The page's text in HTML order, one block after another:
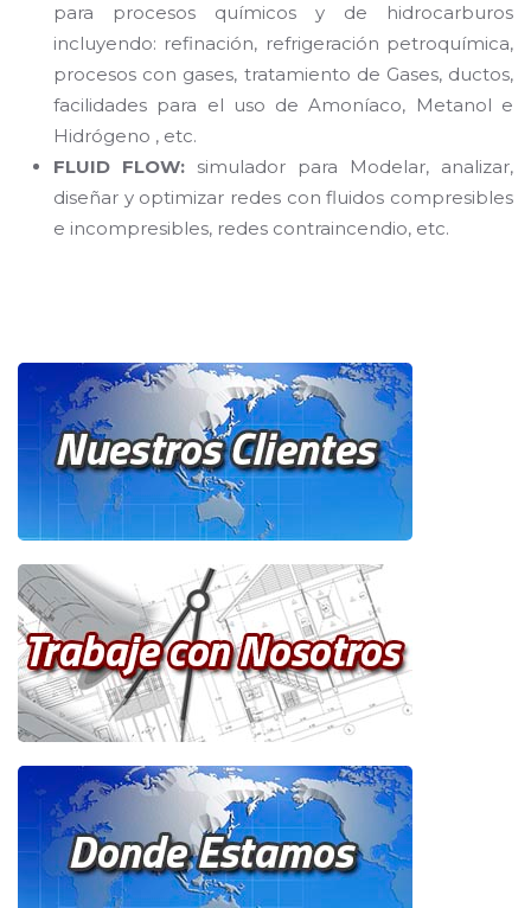
para procesos químicos y de hidrocarburos
incluyendo: refinación, refrigeración petroquímica,
procesos con gases, tratamiento de Gases, ductos,
facilidades para el uso de Amoníaco, Metanol e
Hidrógeno , etc.
FLUID FLOW: simulador para Modelar, analizar,
diseñar y optimizar redes con fluidos compresibles
e incompresibles, redes contraincendio, etc.